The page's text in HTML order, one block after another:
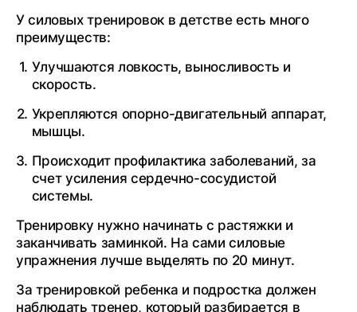
У силовых тренировок в детстве есть много
преимуществ:
Улучшаются ловкость, выносливость и
скорость.
Укрепляются опорно-двигательный аппарат,
мышцы.
Происходит профилактика заболеваний, за
счет усиления сердечно-сосудистой
системы.
Тренировку нужно начинать с растяжки и
заканчивать заминкой. На сами силовые
упражнения лучше выделять по 20 минут.
За тренировкой ребенка и подростка должен
наблюдать тренер, который разбирается в